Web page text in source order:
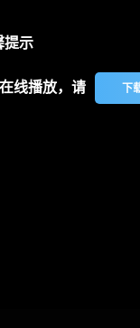
提示
线播放，请 下